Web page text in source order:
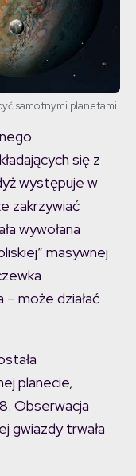
samotnymi planetami
się z
występuje w
zakrzywiać
wywołana
masywnej
może działać
planecie,
Obserwacja
gwiazdy trwała